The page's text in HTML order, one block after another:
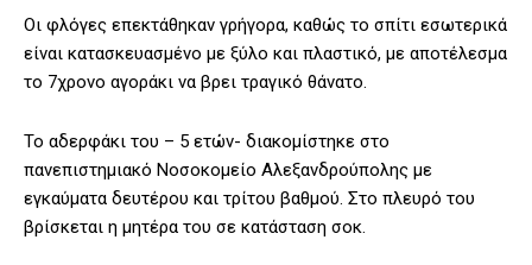
Οι φλόγες επεκτάθηκαν γρήγορα, καθώς το σπίτι εσωτερικά
είναι κατασκευασμένο με ξύλο και πλαστικό, με αποτέλεσμα
το 7χρονο αγοράκι να βρει τραγικό θάνατο.
Το αδερφάκι του – 5 ετών- διακομίστηκε στο
πανεπιστημιακό Νοσοκομείο Αλεξανδρούπολης με
εγκαύματα δευτέρου και τρίτου βαθμού. Στο πλευρό του
βρίσκεται η μητέρα του σε κατάσταση σοκ.